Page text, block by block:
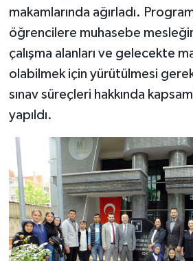
makamlarında ağırladı.
öğrencilere muhasebe
çalışma alanları ve gelecekte
olabilmek için yürütülmesi
sınav süreçleri hakkında
yapıldı.